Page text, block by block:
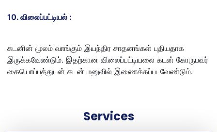
10. விலைப்பட்டியல் :
கடனின் மூலம் வாங்கும் இயந்திர சாதனங்கள் புதியதாக
இருக்கவேண்டும். இதற்கான விலைப்பட்டியலை கடன் கோருபவர்
கையொப்பத்துடன் கடன் மனுவில் இணைக்கப்படவேண்டும்.
Services